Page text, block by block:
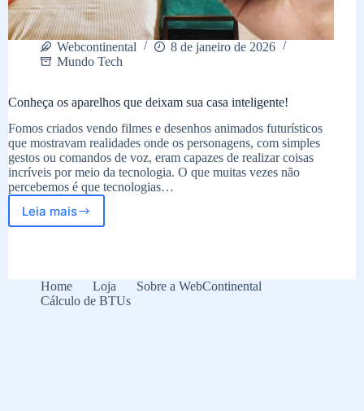
Webcontinental
8 de janeiro de 2026
Mundo Tech
Conheça os aparelhos que deixam sua casa inteligente!
Fomos criados vendo filmes e desenhos animados futurísticos
que mostravam realidades onde os personagens, com simples
gestos ou comandos de voz, eram capazes de realizar coisas
incríveis por meio da tecnologia. O que muitas vezes não
percebemos é que tecnologias…
Leia maisConheça
deixam
sua
casa
Home Loja
Sobre a WebContinental
Cálculo de BTUs